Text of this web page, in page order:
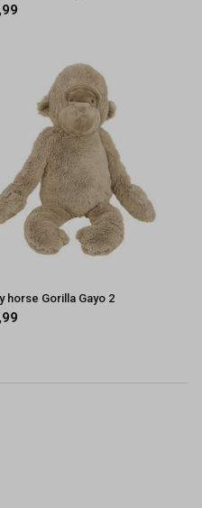
horse Gorilla Gayo 2